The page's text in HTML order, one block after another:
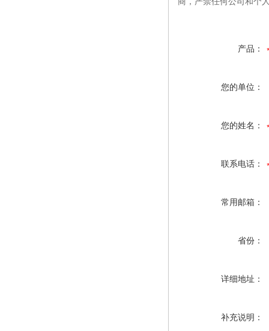
产品：
您的单位：
您的姓名：
联系电话：
常用邮箱：
省份：
详细地址：
补充说明：